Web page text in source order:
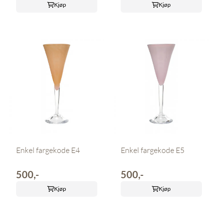
Kjøp Kjøp
Enkel fargekode E4
500,-
Kjøp
Enkel fargekode E5
500,-
Kjøp